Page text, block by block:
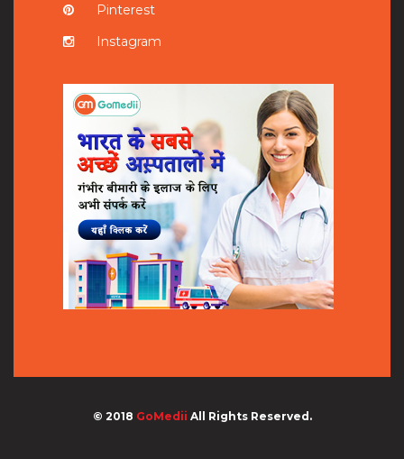
Pinterest
Instagram
© 2018 GoMedii All Rights Reserved.